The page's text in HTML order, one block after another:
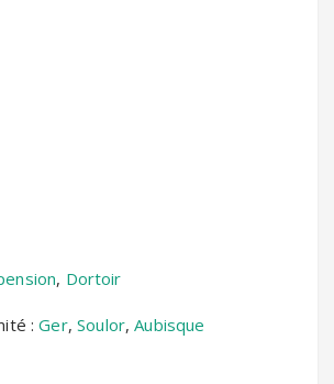
, Dortoir
:Ger,Soulor,Aubisque